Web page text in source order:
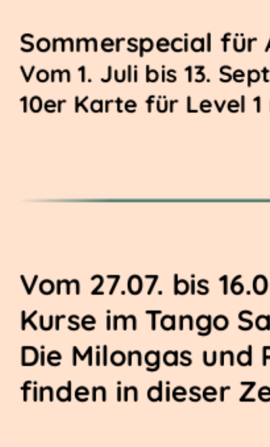
Sommerspecial für
Vom 1. Juli bis 13.
10er Karte für Level
Vom 27.07. bis
Kurse im Tango
Die Milongas und
finden in dieser